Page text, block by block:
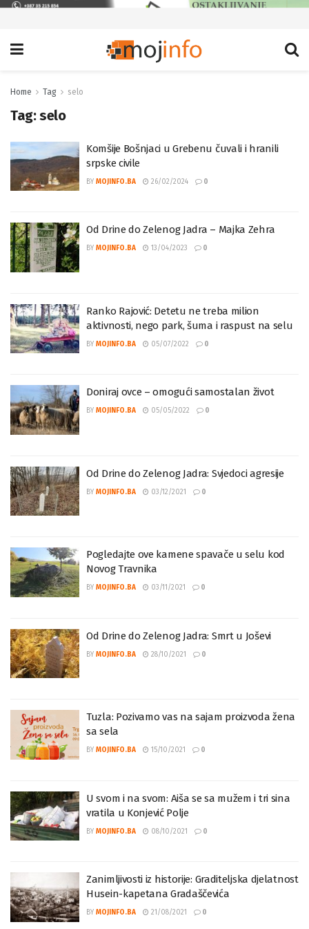
Home Tag selo
Tag:selo
Komšije Bošnjaci u Grebenu čuvali i hranili
srpske civile
BY MOJINFO.BA 26/02/2024 0
Od Drine do Zelenog Jadra – Majka Zehra
BY MOJINFO.BA 13/04/2023 0
Ranko Rajović: Detetu ne treba milion
aktivnosti, nego park, šuma i raspust na selu
BY MOJINFO.BA 05/07/2022 0
Doniraj ovce – omogući samostalan život
BY MOJINFO.BA 05/05/2022 0
Od Drine do Zelenog Jadra: Svjedoci agresije
BY MOJINFO.BA 03/12/2021 0
Pogledajte ove kamene spavače u selu kod
Novog Travnika
BY MOJINFO.BA 03/11/2021 0
Od Drine do Zelenog Jadra: Smrt u Joševi
BY MOJINFO.BA 28/10/2021 0
Tuzla: Pozivamo vas na sajam proizvoda žena
sa sela
BY MOJINFO.BA 15/10/2021 0
U svom i na svom: Aiša se sa mužem i tri sina
vratila u Konjević Polje
BY MOJINFO.BA 08/10/2021 0
Zanimljivosti iz historije: Graditeljska djelatnost
Husein-kapetana Gradaščevića
BY MOJINFO.BA 21/08/2021 0